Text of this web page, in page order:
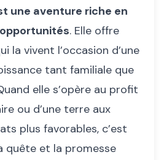
une aventure riche en
. Elle offre
la vivent l’occasion d’une
tant familiale que
elle s’opère au profit
ou d’une terre aux
plus favorables, c’est
quête et la promesse